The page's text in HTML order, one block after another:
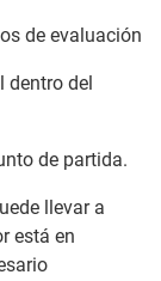
de evaluación
dentro del
de partida.
llevar a
está en